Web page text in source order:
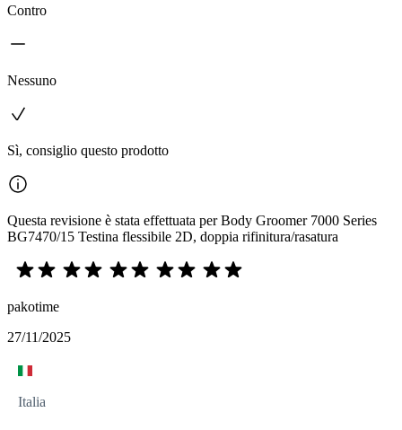
Contro
Nessuno
Sì, consiglio questo prodotto
Questa revisione è stata effettuata per Body Groomer 7000 Series
BG7470/15 Testina flessibile 2D, doppia rifinitura/rasatura
pakotime
27/11/2025
Italia